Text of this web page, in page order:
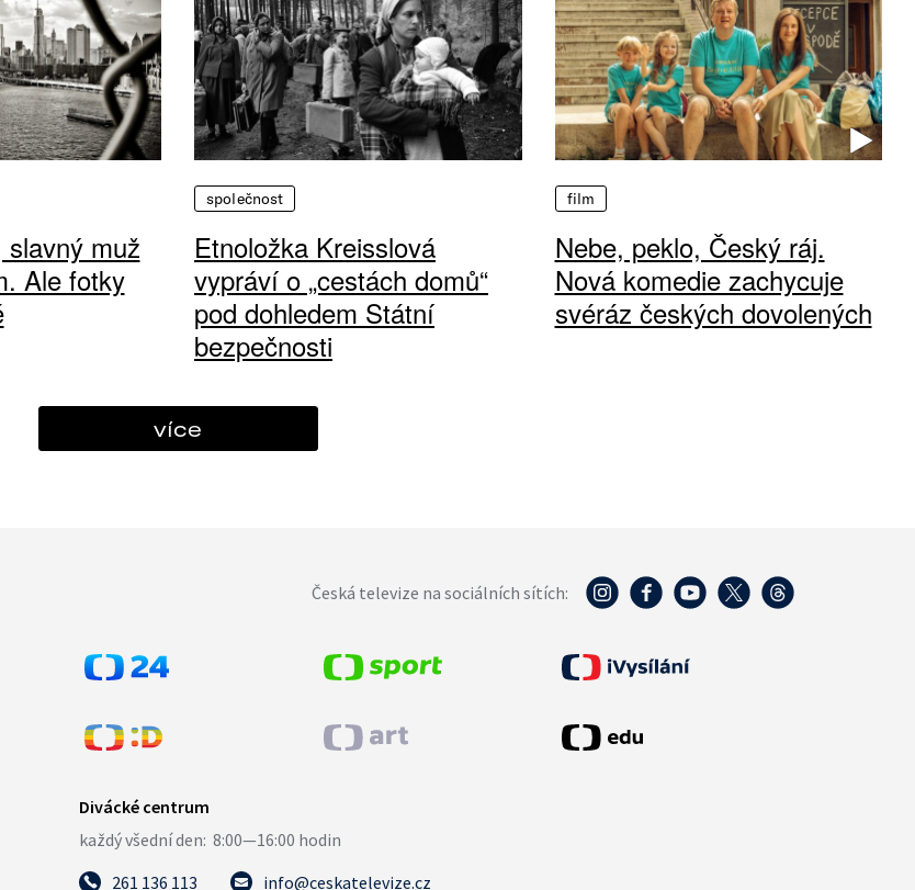
slavný muž
Ale fotky
společnost
Etnoložka Kreisslová
vypráví o „cestách domů“
pod dohledem Státní
bezpečnosti
film
Nebe, peklo, Český ráj.
Nová komedie zachycuje
svéráz českých dovolených
více
Česká televize na sociálních sítích:
261 136 113 info@ceskatelevize.cz